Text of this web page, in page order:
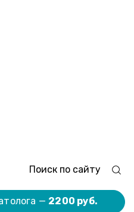
— 2200 руб.